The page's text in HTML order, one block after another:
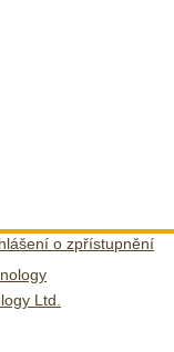
o zpřístupnění
Ltd.